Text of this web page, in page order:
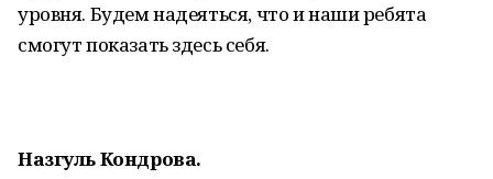
уровня. Будем надеяться, что и наши ребята
смогут показать здесь себя.
Назгуль Кондрова.